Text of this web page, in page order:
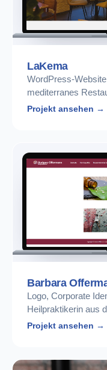
LaKema
WordPress-
mediterranes
Projekt ansehen →
Barbara
Logo, Corporate
Heilpraktikerin aus
Projekt ansehen →